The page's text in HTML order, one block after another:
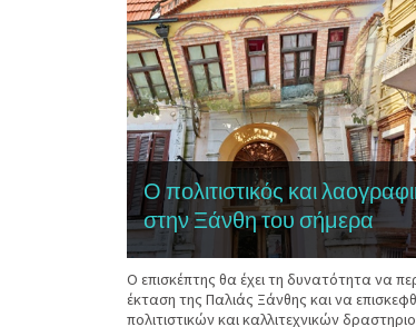
Ο πολιτιστικός και
στην Ξάνθη του σήμερα
Ο επισκέπτης θα έχει τη δυνατότητα να
έκταση της Παλιάς Ξάνθης και να
πολιτιστικών και καλλιτεχνικών